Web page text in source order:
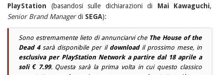
PlayStation (basandosi sulle dichiarazioni di Mai Kawaguchi,
Senior Brand Managerdi SEGA):
Sono estremamente lieto di annunciarvi che The House of the
Dead 4sarà disponibile per il downloadil prossimo mese, in
esclusiva per PlayStation Network a partire dal 18 aprile a
soli € 7.99. Questa sarà la prima volta in cui questo classico